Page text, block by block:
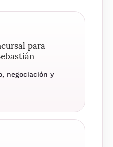
para
negociación y